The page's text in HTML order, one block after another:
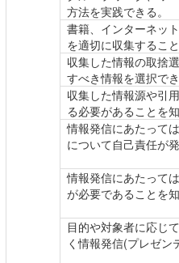
方法を実践できる。
書籍、インターネッ
を適切に収集するこ
収集した情報の取捨
すべき情報を選択で
収集した情報源や引
る必要があることを
情報発信にあたって
について自己責任が
情報発信にあたって
が必要であることを
目的や対象者に応じ
く情報発信(プレゼン